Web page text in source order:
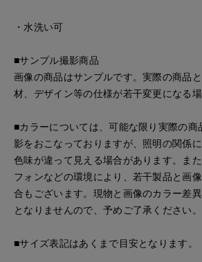
・水洗い可
■サンプル撮影商品
画像の商品はサンプルです。実際の商品
材、デザイン等の仕様が若干変更になる場
■カラーについては、可能な限り実際の商
影をおこなっておりますが、照明の関係
色味が違って見える場合があります。ま
フォンなどの環境により、若干製品と画
合もございます。現物と画像のカラー差
となりませんので、予めご了承ください。
■サイズ表記はあくまで目安となります。